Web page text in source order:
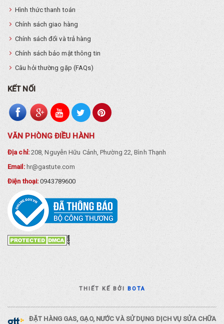
Hình thức thanh toán
Chính sách giao hàng
Chính sách đổi và trả hàng
Chính sách bảo mật thông tin
Câu hỏi thường gặp (FAQs)
KẾT NỐI
VĂN PHÒNG ĐIỀU HÀNH
Địa chỉ:208, Nguyễn Hữu Cảnh, Phường 22, Bình Thạnh
Email:hr@gastute.com
Điện thoại:0943789600
THIẾT KẾ BỞIBOTA
ĐẶT HÀNG GAS, GẠO, NƯỚC VÀ SỬ DỤNG DỊCH VỤ SỬA CHỮA